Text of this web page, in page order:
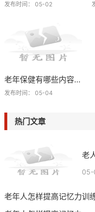
发布时间： 05-02
老年保健有哪些内容和要求
发布时间： 05-04
热门文章
老
05-
老年人怎样提高记忆力训